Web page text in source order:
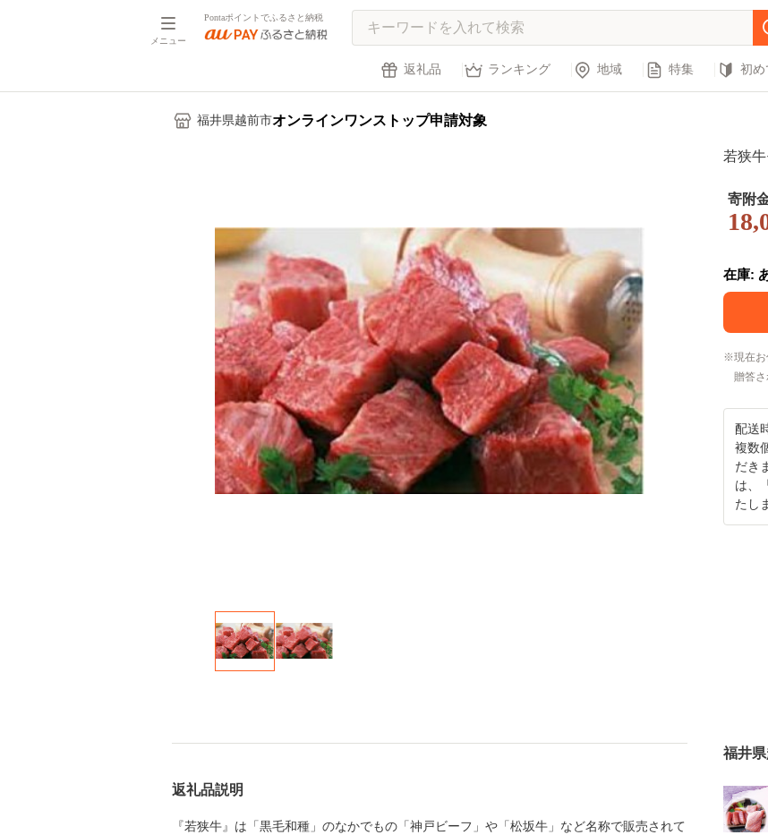
メニュー
Pontaポイントでふるさと納税
返礼品 ランキング 地域 特集 初め
福井県越前市オンラインワンストップ申請対象
若狭
寄附
在庫:
現在
贈答さ
配送
複数
だき
は、
たし
返礼品説明
『若狭牛』は「黒毛和種」のなかでもの「神戸ビーフ」や「松坂牛」など名称で販売されて
福井